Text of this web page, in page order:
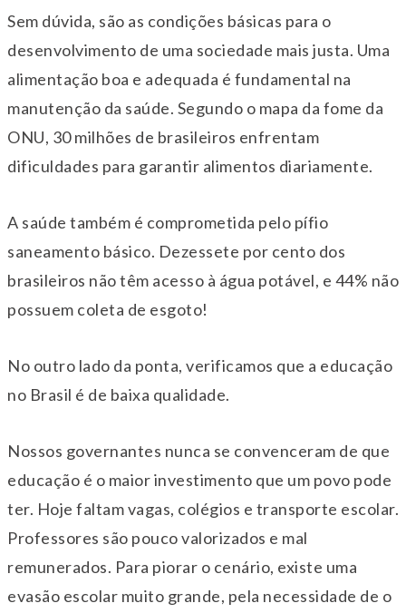
Sem dúvida, são as condições básicas para o
desenvolvimento de uma sociedade mais justa. Uma
alimentação boa e adequada é fundamental na
manutenção da saúde. Segundo o mapa da fome da
ONU, 30 milhões de brasileiros enfrentam
dificuldades para garantir alimentos diariamente.
A saúde também é comprometida pelo pífio
saneamento básico. Dezessete por cento dos
brasileiros não têm acesso à água potável, e 44% não
possuem coleta de esgoto!
No outro lado da ponta, verificamos que a educação
no Brasil é de baixa qualidade.
Nossos governantes nunca se convenceram de que
educação é o maior investimento que um povo pode
ter. Hoje faltam vagas, colégios e transporte escolar.
Professores são pouco valorizados e mal
remunerados. Para piorar o cenário, existe uma
evasão escolar muito grande, pela necessidade de o